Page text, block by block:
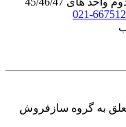
021-
به گروه سازفروش